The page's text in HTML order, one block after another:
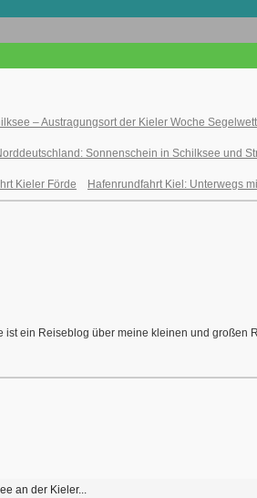
– Austragungsort der Kieler Woche
Sonnenschein in Schilksee und
Hafenrundfahrt Kiel: Unterwegs
ein Reiseblog über meine kleinen und
an der Kieler...